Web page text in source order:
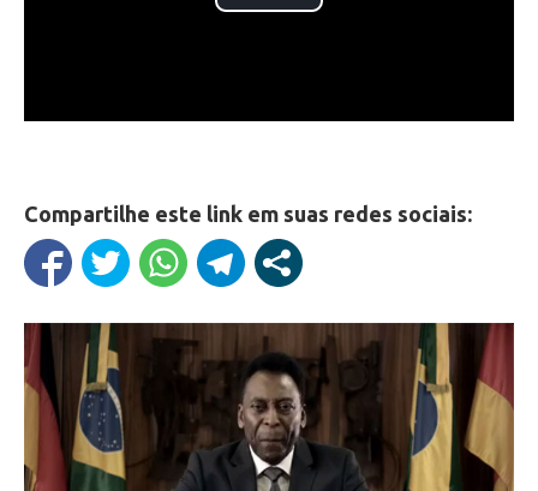
Compartilhe este link em suas redes sociais: